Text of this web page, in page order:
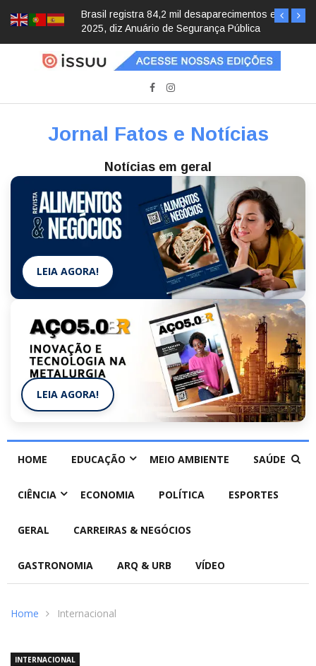
Brasil registra 84,2 mil desaparecimentos em
2025, diz Anuário de Segurança Pública
Jornal Fatos e Notícias
Notícias em geral
LEIA AGORA!
LEIA AGORA!
HOME EDUCAÇÃO MEIO AMBIENTE SAÚDE
CIÊNCIA ECONOMIA POLÍTICA ESPORTES
GERAL CARREIRAS & NEGÓCIOS
GASTRONOMIA ARQ & URB VÍDEO
Home Internacional
INTERNACIONAL